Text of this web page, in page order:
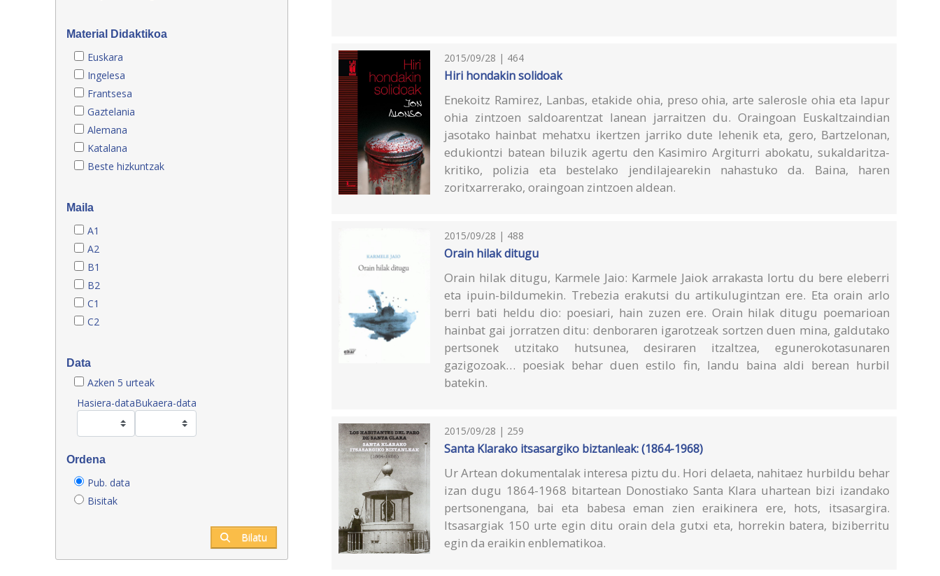
Material Didaktikoa
Euskara
Ingelesa
Frantsesa
Gaztelania
Alemana
Katalana
Beste hizkuntzak
Maila
A1
A2
B1
B2
C1
C2
Data
Azken 5 urteak
Hasiera-dataBukaera-data
Ordena
Pub. data
Bisitak
Bilatu
2015/09/28 | 464
Hiri hondakin solidoak
Enekoitz Ramirez, Lanbas, etakide ohia, preso ohia, arte salerosle ohia eta lapur
ohia zintzoen saldoarentzat lanean jarraitzen du. Oraingoan Euskaltzaindian
jasotako hainbat mehatxu ikertzen jarriko dute lehenik eta, gero, Bartzelonan,
edukiontzi batean biluzik agertu den Kasimiro Argiturri abokatu, sukaldaritza-
kritiko, polizia eta bestelako jendilajearekin nahastuko da. Baina, haren
zoritxarrerako, oraingoan zintzoen aldean.
2015/09/28 | 488
Orain hilak ditugu
Orain hilak ditugu, Karmele Jaio: Karmele Jaiok arrakasta lortu du bere eleberri
eta ipuin-bildumekin. Trebezia erakutsi du artikulugintzan ere. Eta orain arlo
berri bati heldu dio: poesiari, hain zuzen ere. Orain hilak ditugu poemarioan
hainbat gai jorratzen ditu: denboraren igarotzeak sortzen duen mina, galdutako
pertsonek utzitako hutsunea, desiraren itzaltzea, egunerokotasunaren
gazigozoak… poesiak behar duen estilo fin, landu baina aldi berean hurbil
batekin.
2015/09/28 | 259
Santa Klarako itsasargiko biztanleak: (1864-1968)
Ur Artean dokumentalak interesa piztu du. Hori delaeta, nahitaez hurbildu behar
izan dugu 1864-1968 bitartean Donostiako Santa Klara uhartean bizi izandako
pertsonengana, bai eta babesa eman zien eraikinera ere, hots, itsasargira.
Itsasargiak 150 urte egin ditu orain dela gutxi eta, horrekin batera, biziberritu
egin da eraikin enblematikoa.